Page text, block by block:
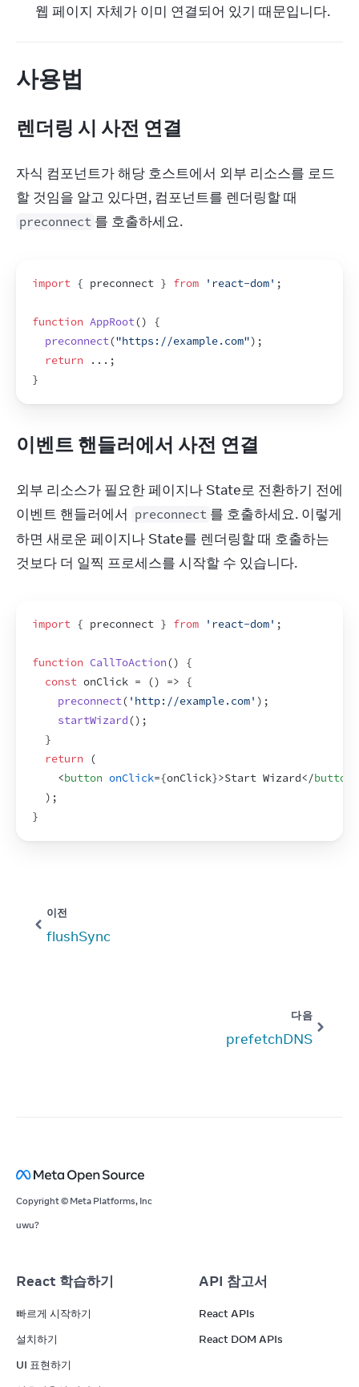
웹 페이지 자체가 이미 연결되어 있기 때문입니다.
사용법
렌더링 시 사전 연결
자식 컴포넌트가 해당 호스트에서 외부 리소스를 로드
preconnect 를 호출하세요.
import { preconnect } from 'react-dom' ;
function AppRoot()
{
preconnect("https://example.com") ;
return
... ;
}
이벤트 핸들러에서 사전 연결
외부 리소스가 필요한 페이지나 State로 전환하기 전에
이벤트 핸들러에서 preconnect 를 호출하세요. 이렇게
하면 새로운 페이지나 State를 렌더링할 때 호출하는
것보다 더 일찍 프로세스를 시작할 수 있습니다.
import { preconnect } from 'react-dom' ;
function CallToAction()
{
const onClick = () => {
preconnect( 'http://example.com' ) ;
startWizard() ;
}
return
(
<button onClick={onClick}>Start Wizard</button
) ;
}
이전
flushSync
다음
prefetchDNS
Copyright © Meta Platforms, Inc
uwu?
React 학습하기
빠르게 시작하기
설치하기
UI 표현하기
API 참고서
React APIs
React DOM APIs